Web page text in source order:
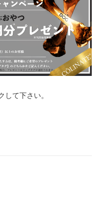
て下さい。